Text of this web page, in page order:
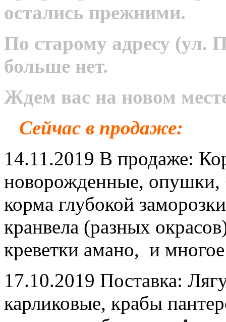
остались прежними.
По старому адресу (ул.
больше нет.
Ждем вас на новом
Сейчас в продаже:
14.11.2019 В продаже:
новорожденные, опушки,
корма глубокой
кранвела (разных
креветки амано, и
17.10.2019 Поставка:
карликовые, крабы